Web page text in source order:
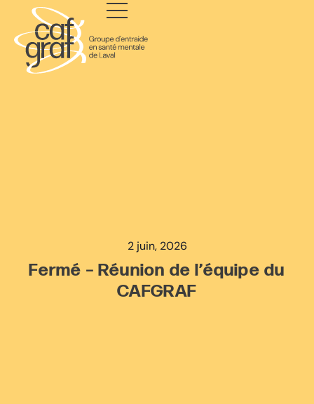
2 juin, 2026
Fermé – Réunion de l’équipe du
CAFGRAF